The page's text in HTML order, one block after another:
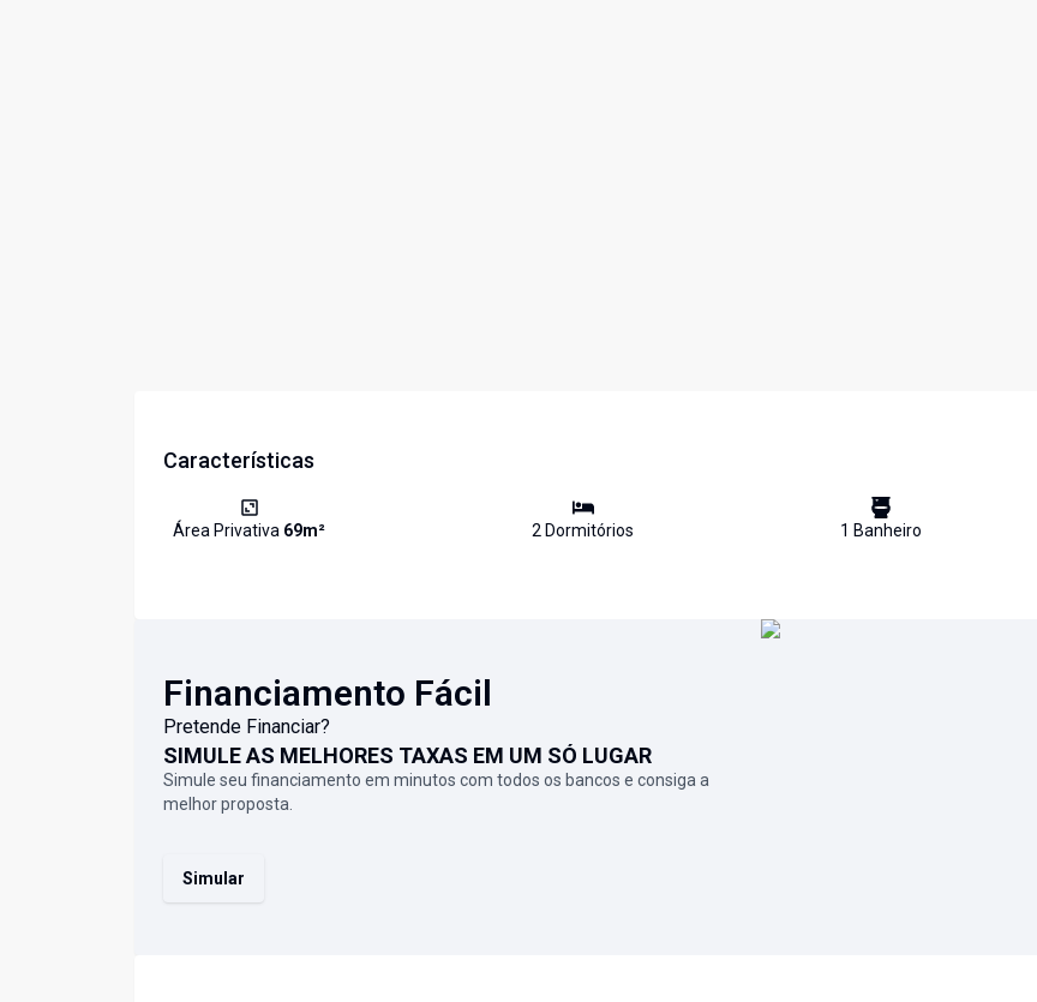
Características
Área Privativa 69m² 2 Dormitórios 1 Banheiro
Financiamento Fácil
Pretende Financiar?
SIMULE AS MELHORES TAXAS EM UM SÓ LUGAR
Simule seu financiamento em minutos com todos os bancos e consiga a
melhor proposta.
Simular